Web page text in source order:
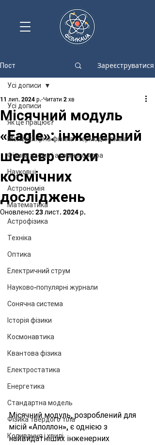
Пост Зареєструватися
Усі дописи
Як це працює?
Молекулярна фізика і термодинаміка
Фізика атома і атомного ядра
Науковці
Астрономія
Математика
Астрофізика
Техніка
Оптика
Електричний струм
Науково-популярні журнали
Сонячна система
Історія фізики
Космонавтика
Квантова фізика
Електростатика
Енергетика
Стандартна модель
Фізика твердого тіла
Коливання і хвилі
Усі дописи
Місячний модуль
«Eagle»: інженерний
шедевр епохи
космічних
досліджень
11 лип. 2024 р. Читати 2 хв
Оновлено: 23 лист. 2024 р.
Місячний модуль, розроблений для
місій «Аполлон», є однією з
найвидатніших інженерних